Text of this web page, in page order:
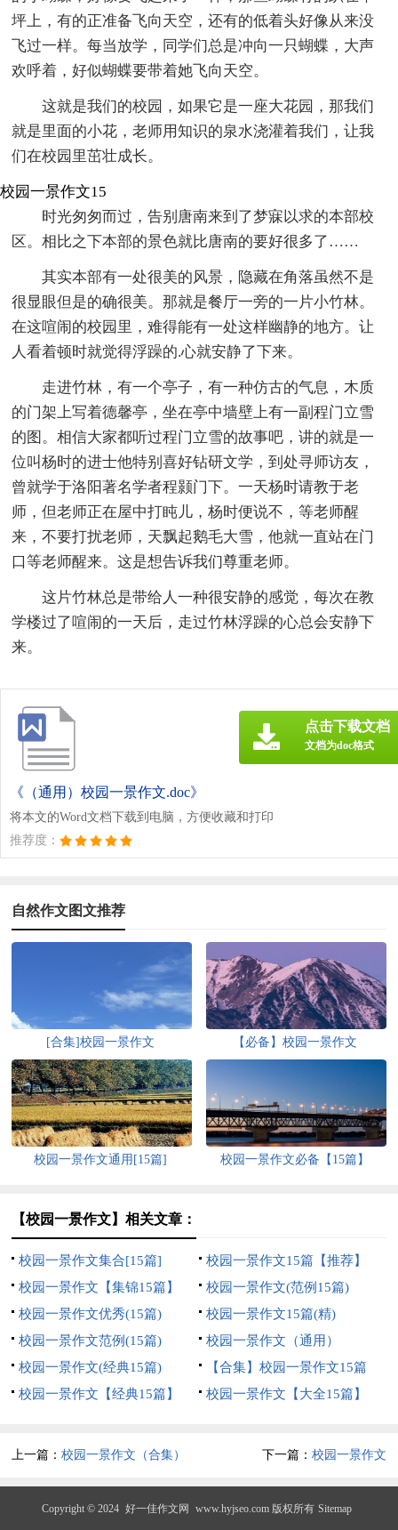
坪上，有的正准备飞向天空，还有的低着头好像从来没
飞过一样。每当放学，同学们总是冲向一只蝴蝶，大声
欢呼着，好似蝴蝶要带着她飞向天空。
这就是我们的校园，如果它是一座大花园，那我们
就是里面的小花，老师用知识的泉水浇灌着我们，让我
们在校园里茁壮成长。
校园一景作文15
时光匆匆而过，告别唐南来到了梦寐以求的本部校
区。相比之下本部的景色就比唐南的要好很多了……
其实本部有一处很美的风景，隐藏在角落虽然不是
很显眼但是的确很美。那就是餐厅一旁的一片小竹林。
在这喧闹的校园里，难得能有一处这样幽静的地方。让
人看着顿时就觉得浮躁的.心就安静了下来。
走进竹林，有一个亭子，有一种仿古的气息，木质
的门架上写着德馨亭，坐在亭中墙壁上有一副程门立雪
的图。相信大家都听过程门立雪的故事吧，讲的就是一
位叫杨时的进士他特别喜好钻研文学，到处寻师访友，
曾就学于洛阳著名学者程颢门下。一天杨时请教于老
师，但老师正在屋中打盹儿，杨时便说不，等老师醒
来，不要打扰老师，天飘起鹅毛大雪，他就一直站在门
口等老师醒来。这是想告诉我们尊重老师。
这片竹林总是带给人一种很安静的感觉，每次在教
学楼过了喧闹的一天后，走过竹林浮躁的心总会安静下
来。
《（通用）校园一景作文.doc》
将本文的Word文档下载到电脑，方便收藏和打印
推荐度：
点击下载文档
文档为doc格式
自然作文图文推荐
[合集]校园一景作文 【必备】校园一景作文
校园一景作文通用[15篇] 校园一景作文必备【15篇】
【校园一景作文】相关文章：
校园一景作文集合[15篇]
校园一景作文15篇【推荐】
校园一景作文【集锦15篇】
校园一景作文(范例15篇)
校园一景作文优秀(15篇)
校园一景作文15篇(精)
校园一景作文范例(15篇)
校园一景作文（通用）
校园一景作文(经典15篇)
【合集】校园一景作文15篇
校园一景作文【经典15篇】
校园一景作文【大全15篇】
上一篇：校园一景作文（合集） 下一篇： 校园一景作文
Copyright © 2024 好一佳作文网 www.hyjseo.com 版权所有 Sitemap